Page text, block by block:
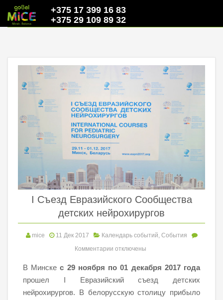
+375 17 399 16 83
+375 29 109 89 32
I Съезд Евразийского Сообщества
детских нейрохирургов
mice 11 Дек 2017 Календарь событий, События
Комментарии отключены
В Минскес 29 ноября по 01 декабря 2017 года
прошел I Евразийский съезд детских
нейрохирургов. В белорусскую столицу прибыло